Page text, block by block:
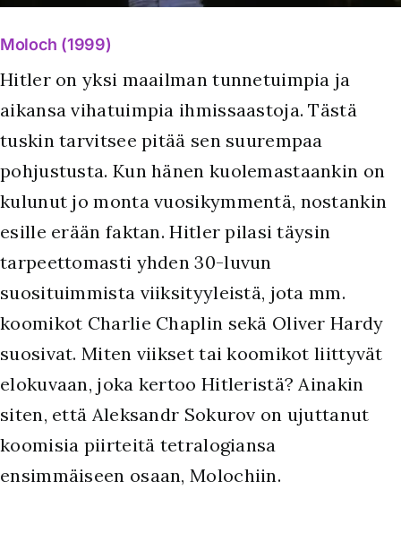
Moloch (1999)
Hitler on yksi maailman tunnetuimpia ja
aikansa vihatuimpia ihmissaastoja. Tästä
tuskin tarvitsee pitää sen suurempaa
pohjustusta. Kun hänen kuolemastaankin on
kulunut jo monta vuosikymmentä, nostankin
esille erään faktan. Hitler pilasi täysin
tarpeettomasti yhden 30-luvun
suosituimmista viiksityyleistä, jota mm.
koomikot Charlie Chaplin sekä Oliver Hardy
suosivat. Miten viikset tai koomikot liittyvät
elokuvaan, joka kertoo Hitleristä? Ainakin
siten, että Aleksandr Sokurov on ujuttanut
koomisia piirteitä tetralogiansa
ensimmäiseen osaan, Molochiin.